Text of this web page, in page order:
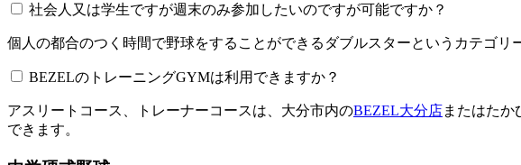
社会人又は学生ですが週末のみ参加したいのですが可能ですか？
個人の都合のつく時間で野球をすることができるダブルスターというカテゴ
BEZELのトレーニングGYMは利用できますか？​​​​​
アスリートコース、トレーナーコースは、大分市内のBEZEL大分店またはたか
できます。